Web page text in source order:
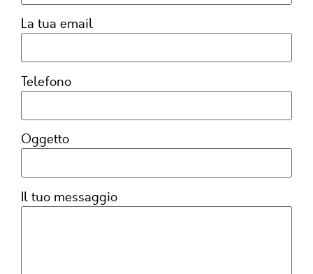
La tua email
Telefono
Oggetto
Il tuo messaggio